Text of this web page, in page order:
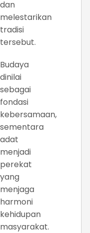
dan
melestarikan
tradisi
tersebut.
Budaya
dinilai
sebagai
fondasi
kebersamaan,
sementara
adat
menjadi
perekat
yang
menjaga
harmoni
kehidupan
masyarakat.